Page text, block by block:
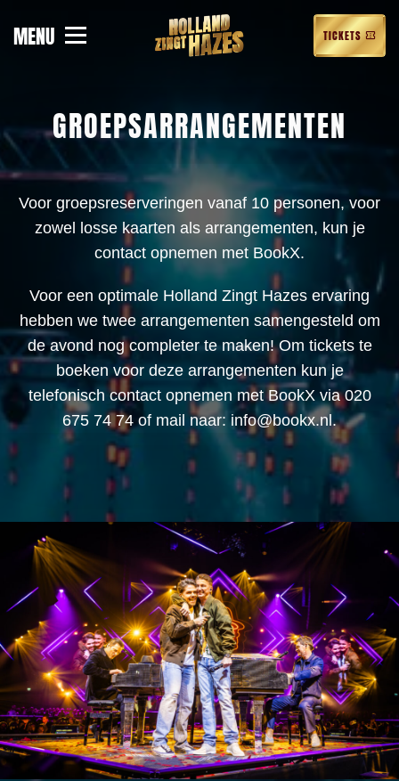
MERCHANDISE
MENU TICKETS
GROEPSARRANGEMENTEN
Voor groepsreserveringen vanaf 10 personen, voor
zowel losse kaarten als arrangementen, kun je
contact opnemen met BookX.
Voor een optimale Holland Zingt Hazes ervaring
hebben we twee arrangementen samengesteld om
de avond nog completer te maken! Om tickets te
boeken voor deze arrangementen kun je
telefonisch contact opnemen met BookX via 020
675 74 74 of mail naar: info@bookx.nl.